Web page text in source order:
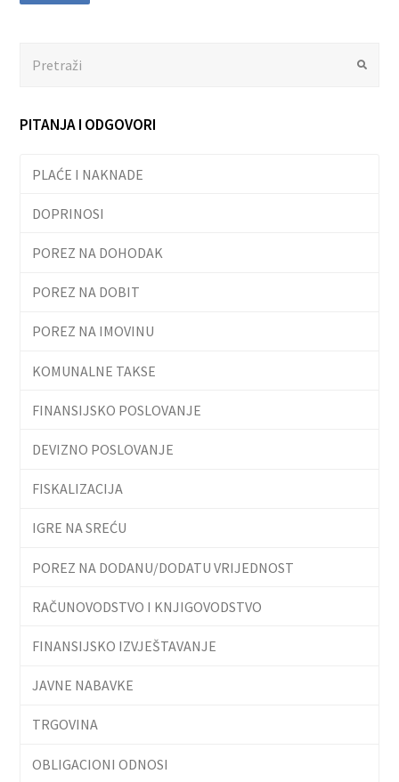
Submit
PITANJA I ODGOVORI
PLAĆE I NAKNADE
DOPRINOSI
POREZ NA DOHODAK
POREZ NA DOBIT
POREZ NA IMOVINU
KOMUNALNE TAKSE
FINANSIJSKO POSLOVANJE
DEVIZNO POSLOVANJE
FISKALIZACIJA
IGRE NA SREĆU
POREZ NA DODANU/DODATU VRIJEDNOST
RAČUNOVODSTVO I KNJIGOVODSTVO
FINANSIJSKO IZVJEŠTAVANJE
JAVNE NABAVKE
TRGOVINA
OBLIGACIONI ODNOSI